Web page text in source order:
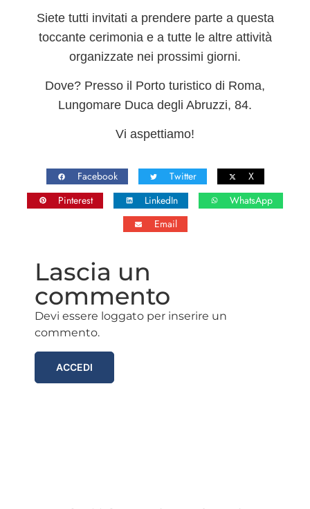
Siete tutti invitati a prendere parte a questa
toccante cerimonia e a tutte le altre attività
organizzate nei prossimi giorni.
Dove? Presso il Porto turistico di Roma,
Lungomare Duca degli Abruzzi, 84.
Vi aspettiamo!
Facebook Twitter
X
Pinterest
LinkedIn
WhatsApp
Email
Lascia un
commento
Devi essere loggato per inserire un
commento.
ACCEDI